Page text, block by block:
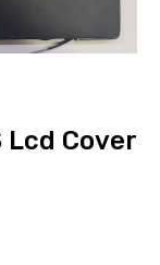
Lcd Cover